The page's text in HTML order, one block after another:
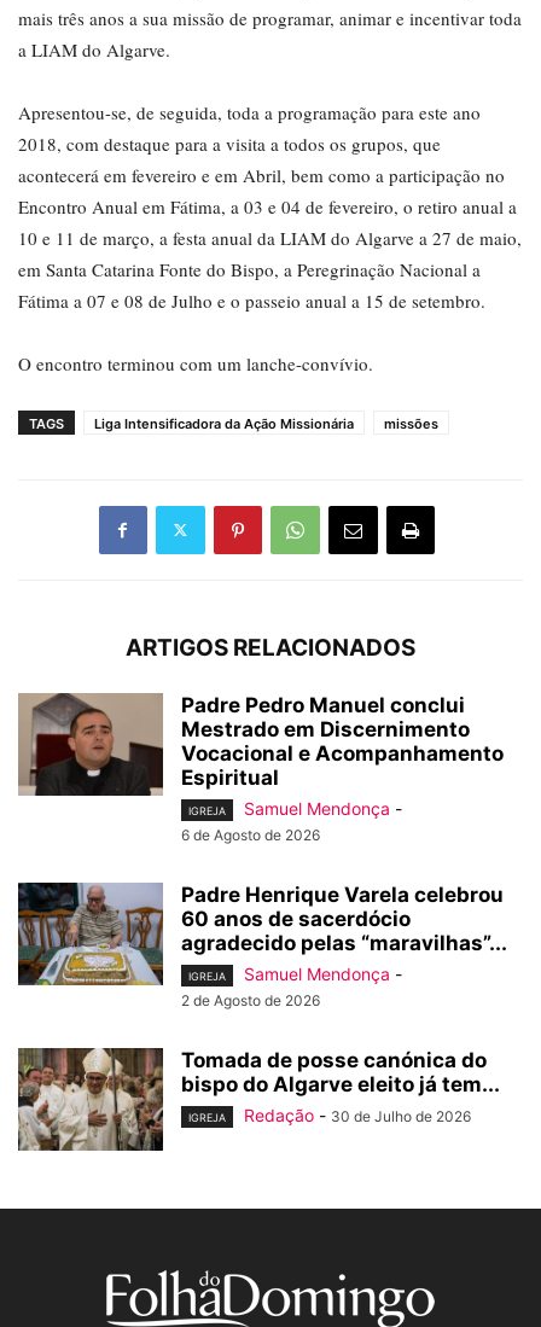
mais três anos a sua missão de programar, animar e incentivar toda
a LIAM do Algarve.
Apresentou-se, de seguida, toda a programação para este ano
2018, com destaque para a visita a todos os grupos, que
acontecerá em fevereiro e em Abril, bem como a participação no
Encontro Anual em Fátima, a 03 e 04 de fevereiro, o retiro anual a
10 e 11 de março, a festa anual da LIAM do Algarve a 27 de maio,
em Santa Catarina Fonte do Bispo, a Peregrinação Nacional a
Fátima a 07 e 08 de Julho e o passeio anual a 15 de setembro.
O encontro terminou com um lanche-convívio.
TAGS Liga Intensificadora da Ação Missionária missões
ARTIGOS RELACIONADOS
Padre Pedro Manuel conclui
Mestrado em Discernimento
Vocacional e Acompanhamento
Espiritual
IGREJA Samuel Mendonça -
6 de Agosto de 2026
Padre Henrique Varela celebrou
60 anos de sacerdócio
agradecido pelas “maravilhas”...
IGREJA Samuel Mendonça -
2 de Agosto de 2026
Tomada de posse canónica do
bispo do Algarve eleito já tem...
IGREJA Redação - 30 de Julho de 2026